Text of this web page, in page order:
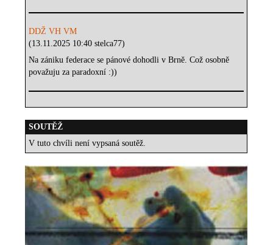
DDŽ VH VM
(13.11.2025 10:40 stelca77)
Na zániku federace se pánové dohodli v Brně. Což osobně
považuju za paradoxní :))
SOUTĚŽ
V tuto chvíli není vypsaná soutěž.